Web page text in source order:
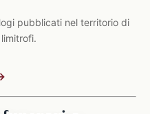
pubblicati nel territorio di
limitrofi.